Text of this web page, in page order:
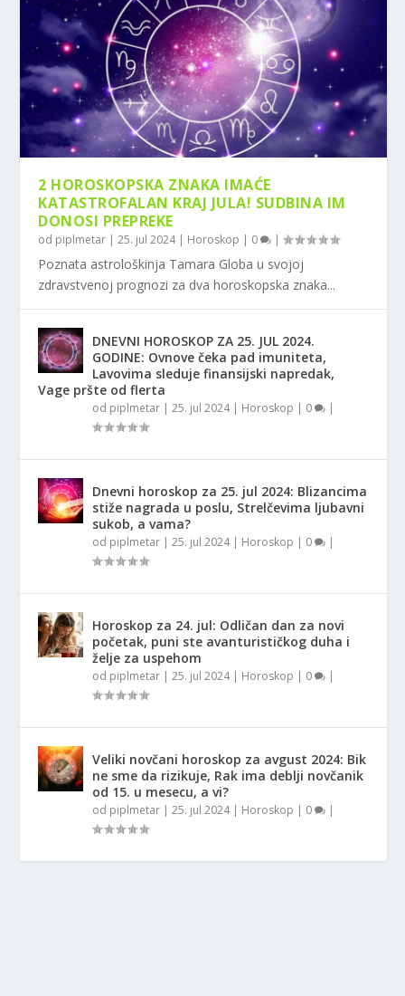
2 HOROSKOPSKA ZNAKA IMAĆE
KATASTROFALAN KRAJ JULA! SUDBINA IM
DONOSI PREPREKE
od piplmetar |25. jul 2024| Horoskop | 0 |
Poznata astrološkinja Tamara Globa u svojoj
zdravstvenoj prognozi za dva horoskopska znaka...
DNEVNI HOROSKOP ZA 25. JUL 2024.
GODINE: Ovnove čeka pad imuniteta,
Lavovima sleduje finansijski napredak,
Vage pršte od flerta
od piplmetar |25. jul 2024| Horoskop | 0 |
Dnevni horoskop za 25. jul 2024: Blizancima
stiže nagrada u poslu, Strelčevima ljubavni
sukob, a vama?
od piplmetar |25. jul 2024| Horoskop | 0 |
Horoskop za 24. jul: Odličan dan za novi
početak, puni ste avanturističkog duha i
želje za uspehom
od piplmetar |25. jul 2024| Horoskop | 0 |
Veliki novčani horoskop za avgust 2024: Bik
ne sme da rizikuje, Rak ima deblji novčanik
od 15. u mesecu, a vi?
od piplmetar |25. jul 2024| Horoskop | 0 |